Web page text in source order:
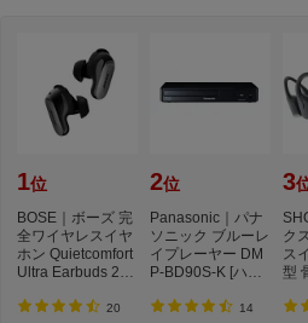
1位
BOSE｜ボーズ 完
全ワイヤレスイヤ
ホン Quietcomfort
Ultra Earbuds 2nd
U...
20
2位
Panasonic｜パナ
ソニック ブルーレ
イプレーヤー DM
P-BD90S-K [ハイ
用...
14
3
ク
ス
型
P...